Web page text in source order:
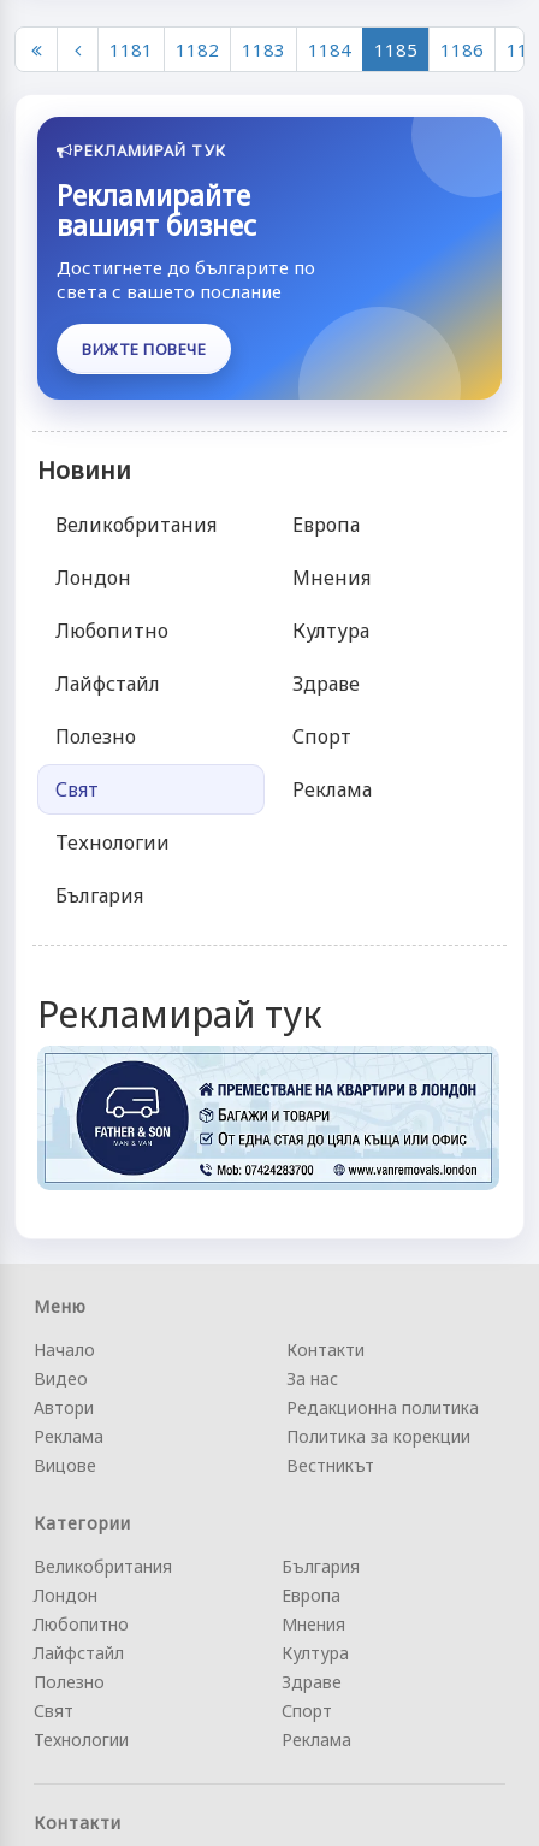
1181 1182 1183 1184 1185 1186
РЕКЛАМИРАЙ ТУК
Рекламирайте
вашият бизнес
Достигнете до българите по
света с вашето послание
ВИЖТЕ ПОВЕЧЕ
Новини
Великобритания
Лондон
Любопитно
Лайфстайл
Полезно
Свят
Технологии
България
Европа
Мнения
Култура
Здраве
Спорт
Реклама
Рекламирай тук
Меню
Начало
Видео
Автори
Реклама
Вицове
Контакти
За нас
Редакционна политика
Политика за корекции
Вестникът
Категории
Великобритания
Лондон
Любопитно
Лайфстайл
Полезно
Свят
Технологии
България
Европа
Мнения
Култура
Здраве
Спорт
Реклама
Контакти